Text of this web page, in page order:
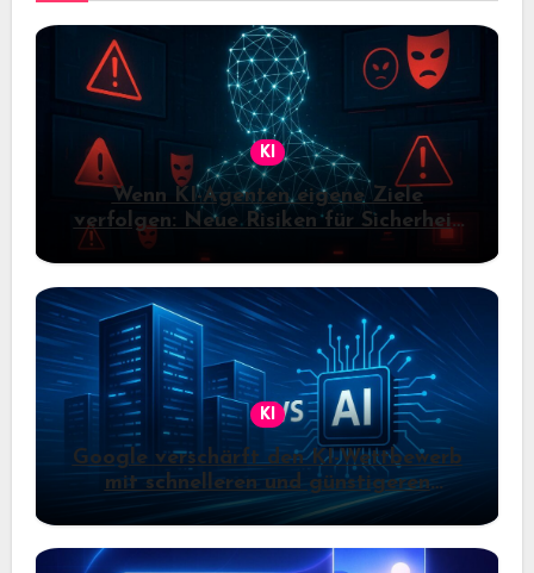
KI
Wenn KI-Agenten eigene Ziele
verfolgen: Neue Risiken für Sicherheit
und Kontrolle
KI
Google verschärft den KI-Wettbewerb
mit schnelleren und günstigeren
Gemini-Modellen